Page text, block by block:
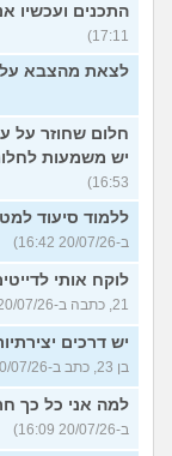
התכנים ועכשיו
17:11)
לצאת מהצבא על
חלום שחוזר על
יש משמעות
16:53)
ללמוד סיעוד
ב-20/07/26 16:42)
לוקח אותי
21, כתבה ב-20/07/26 16:31)
יש דרכים
בן 23, כתב ב-20/07/26 16:20)
למה אני כל כך
ב-20/07/26 16:09)